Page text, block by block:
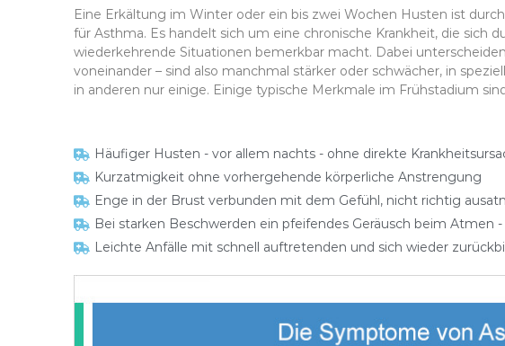
Eine Erkältung im Winter oder ein bis zwei Wochen Husten ist
für Asthma. Es handelt sich um eine chronische Krankheit, die sich
wiederkehrende Situationen bemerkbar macht. Dabei
voneinander – sind also manchmal stärker oder schwächer, in
in anderen nur einige. Einige typische Merkmale im Frühstadium
Häufiger Husten - vor allem nachts - ohne direkte
Kurzatmigkeit ohne vorhergehende körperliche Anstrengung
Enge in der Brust verbunden mit dem Gefühl, nicht richtig
Bei starken Beschwerden ein pfeifendes Geräusch beim Atmen
Leichte Anfälle mit schnell auftretenden und sich wieder